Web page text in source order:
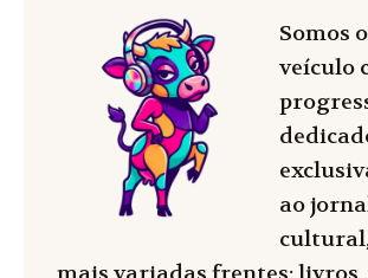
Somos
veículo
ao